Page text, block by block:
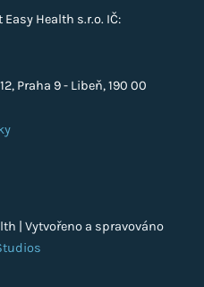
Health s.r.o. IČ:
Praha 9 - Libeň, 190 00
| Vytvořeno a spravováno